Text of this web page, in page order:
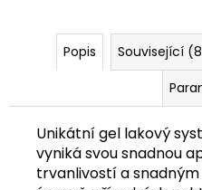
Popis Související
Unikátní gel lakový
vyniká svou snadnou
trvanlivostí a